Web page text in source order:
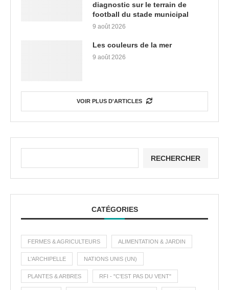
diagnostic sur le terrain de
football du stade municipal
9 août 2026
Les couleurs de la mer
9 août 2026
VOIR PLUS D'ARTICLES
RECHERCHER
CATÉGORIES
FERMES & AGRICULTEURS ALIMENTATION & JARDIN
L'ARCHIPELLE NATIONS UNIS (UN)
PLANTES & ARBRES RFI - "C'EST PAS DU VENT"